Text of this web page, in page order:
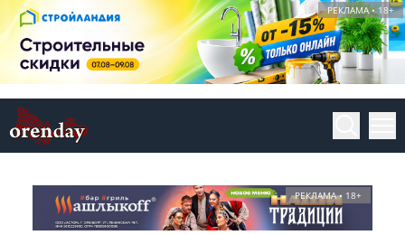
РЕКЛАМА • 18+
РЕКЛАМА • 18+